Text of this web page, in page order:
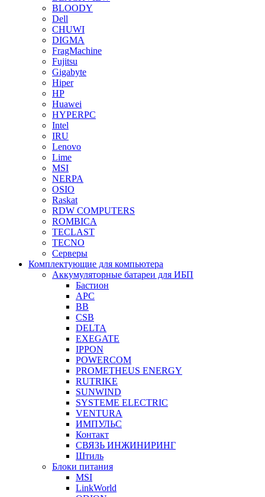
BLOODY
Dell
CHUWI
DIGMA
FragMachine
Fujitsu
Gigabyte
Hiper
HP
Huawei
HYPERPC
Intel
IRU
Lenovo
Lime
MSI
NERPA
OSIO
Raskat
RDW COMPUTERS
ROMBICA
TECLAST
TECNO
Серверы
Комплектующие для компьютера
Аккумуляторные батареи для ИБП
Бастион
APC
BB
CSB
DELTA
EXEGATE
IPPON
POWERCOM
PROMETHEUS ENERGY
RUTRIKE
SUNWIND
SYSTEME ELECTRIC
VENTURA
ИМПУЛЬС
Контакт
СВЯЗЬ ИНЖИНИРИНГ
Штиль
Блоки питания
MSI
LinkWorld